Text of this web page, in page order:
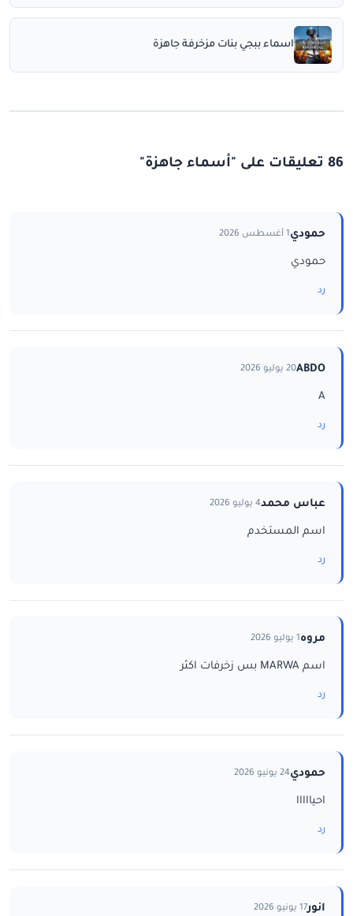
اسماء ببجي بنات مزخرفة جاهزة
86 تعليقات على "أسماء جاهزة"
حمودي1 أغسطس 2026
حمودي
رد
ABDO20 يوليو 2026
A
رد
عباس محمد4 يوليو 2026
اسم المستخدم
رد
مروه1 يوليو 2026
اسم MARWA بس زخرفات اكثر
رد
حمودي24 يونيو 2026
احيااااا
رد
انور17 يونيو 2026